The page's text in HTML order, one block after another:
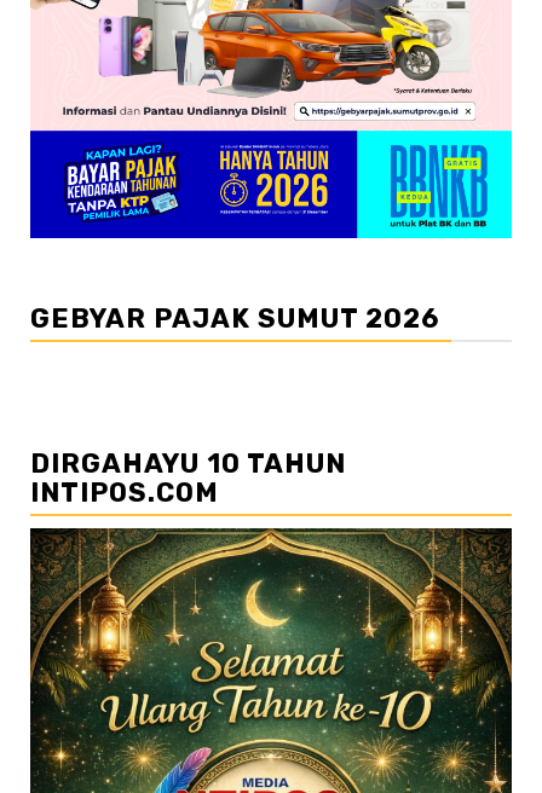
GEBYAR PAJAK SUMUT 2026
DIRGAHAYU 10 TAHUN
INTIPOS.COM